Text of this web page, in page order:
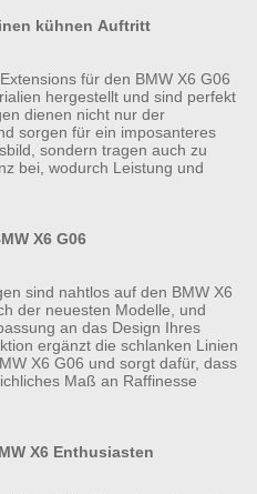
kühnen Auftritt
für den BMW X6 G06
hergestellt und sind perfekt
dienen nicht nur der
sorgen für ein imposanteres
sondern tragen auch zu
bei, wodurch Leistung und
X6 G06
sind nahtlos auf den BMW X6
der neuesten Modelle, und
an das Design Ihres
ergänzt die schlanken Linien
X6 G06 und sorgt dafür, dass
Maß an Raffinesse
X6 Enthusiasten